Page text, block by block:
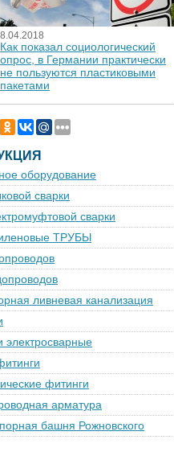
8.04.2018
Как показал социологический
опрос, в Германии практически
не пользуются пластиковыми
пакетами
оборудование
сварки
сварки
ТРУБЫ
ливневая канализация
электросварные
фитинги
арматура
башня Рожновского